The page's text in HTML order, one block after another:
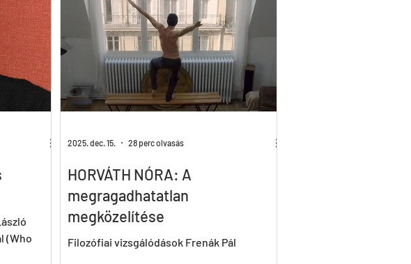
(Who
HORVÁTH NÓRA: A
megragadhatatlan
megközelítése
Filozófiai vizsgálódások Frenák Pál
2025. dec. 15. 28 perc olvasás